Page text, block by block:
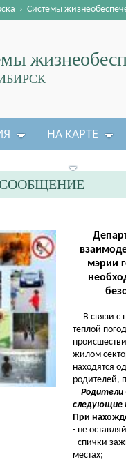
› Системы
НА КАРТЕ
мэрии
В связи с
теплой
жилом
находятся
родителей,
следующие
При
- не
- спички
местах;